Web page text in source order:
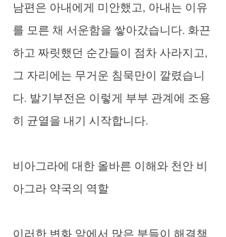
남편은 아내에게 미안했고, 아내는 이유
를 모른 채 서운함을 쌓아갔습니다. 화끈
하고 짜릿했던 순간들이 점차 사라지고,
그 자리에는 무거운 침묵만이 깔렸습니
다. 발기부전은 이렇게 부부 관계에 조용
히 균열을 내기 시작합니다.
비아그라에 대한 올바른 이해와 천안 비
아그라 약국의 역할
이러한 변화 앞에서 많은 분들이 해결책